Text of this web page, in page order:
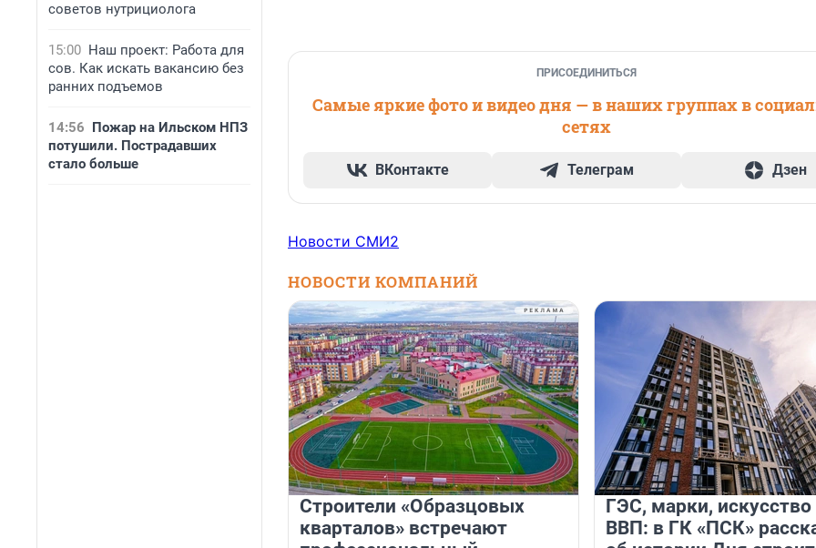
советов нутрициолога
15:00 Наш проект: Работа для
сов. Как искать вакансию без
ранних подъемов
14:56 Пожар на Ильском НПЗ
потушили. Пострадавших
стало больше
ПРИСОЕДИНИТЬСЯ
Самые яркие фото и видео дня — в наших группах в
сетях
ВКонтакте Телеграм Дзен
Новости СМИ2
НОВОСТИ КОМПАНИЙ
Строители «Образцовых
кварталов» встречают
ГЭС, марки, искусство
ВВП: в ГК «ПСК»